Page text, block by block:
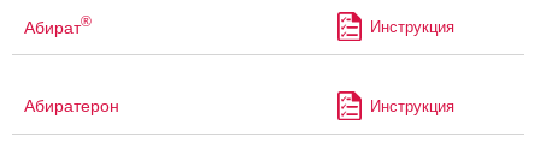
Абират® Инструкция
Абиратерон Инструкция